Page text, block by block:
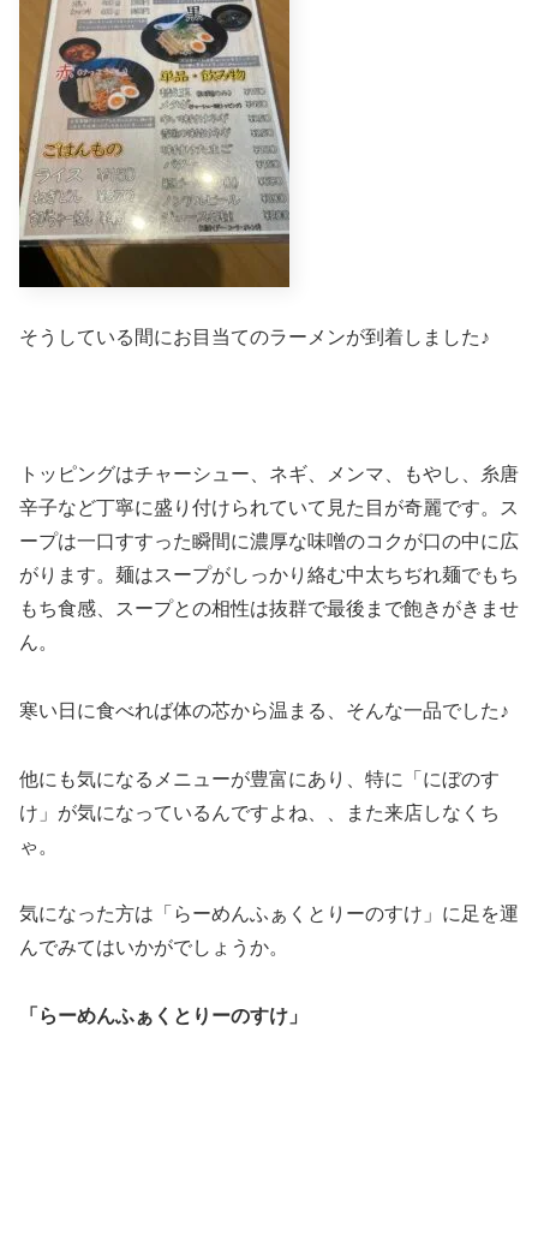
そうしている間にお目当てのラーメンが到着しました♪
トッピングはチャーシュー、ネギ、メンマ、もやし、糸唐
辛子など丁寧に盛り付けられていて見た目が奇麗です。ス
ープは一口すすった瞬間に濃厚な味噌のコクが口の中に広
がります。麺はスープがしっかり絡む中太ちぢれ麺でもち
もち食感、スープとの相性は抜群で最後まで飽きがきませ
ん。
寒い日に食べれば体の芯から温まる、そんな一品でした♪
他にも気になるメニューが豊富にあり、特に「にぼのす
け」が気になっているんですよね、、また来店しなくち
ゃ。
気になった方は「らーめんふぁくとりーのすけ」に足を運
んでみてはいかがでしょうか。
「らーめんふぁくとりーのすけ」